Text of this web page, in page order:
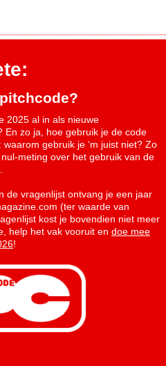
2025 al in als nieuwe
En zo ja, hoe gebruik je de code
gebruik je ‘m juist niet? Zo
meting over het gebruik van de
de vragenlijst ontvang je een jaar
(ter waarde van
kost je bovendien niet meer
help het vak vooruit en doe mee
!